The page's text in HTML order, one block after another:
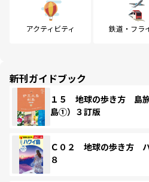
アクティビティ 鉄道・フラ
新刊ガイドブック
１５ 地球の歩き方 島
島①）３訂版
Ｃ０２ 地球の歩き方
８